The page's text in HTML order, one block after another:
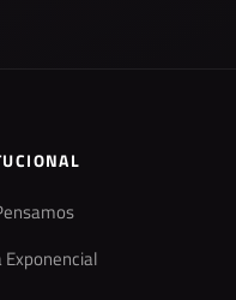
Exponencial